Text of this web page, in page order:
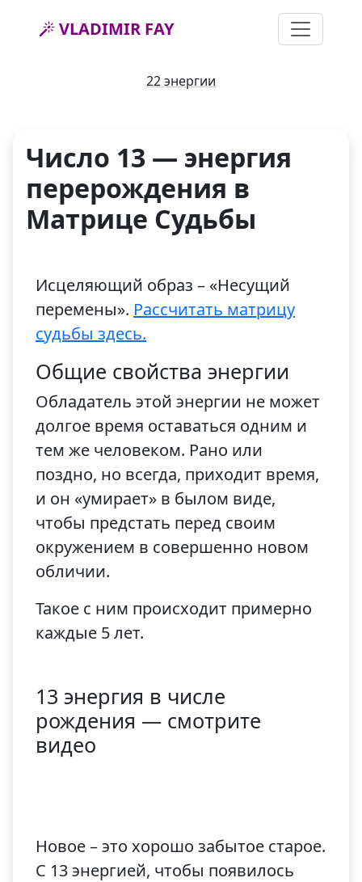
VLADIMIR FAY
22 энергии
Число 13 — энергия
перерождения в
Матрице Судьбы
Исцеляющий образ – «Несущий
перемены». Рассчитать матрицу
судьбы здесь.
Общие свойства энергии
Обладатель этой энергии не может
долгое время оставаться одним и
тем же человеком. Рано или
поздно, но всегда, приходит время,
и он «умирает» в былом виде,
чтобы предстать перед своим
окружением в совершенно новом
обличии.
Такое с ним происходит примерно
каждые 5 лет.
13 энергия в числе
рождения — смотрите
видео
Новое – это хорошо забытое старое.
С 13 энергией, чтобы появилось